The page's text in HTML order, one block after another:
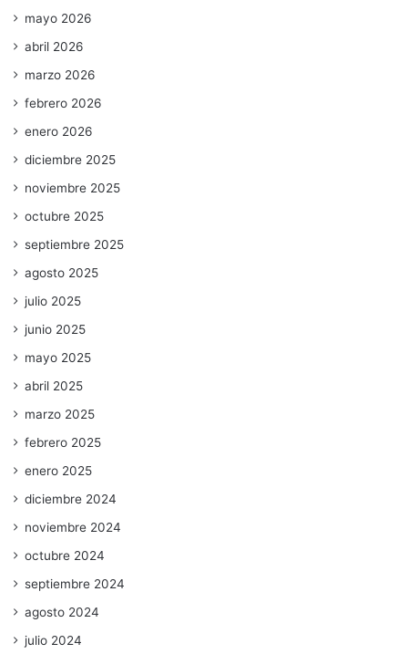
mayo 2026
abril 2026
marzo 2026
febrero 2026
enero 2026
diciembre 2025
noviembre 2025
octubre 2025
septiembre 2025
agosto 2025
julio 2025
junio 2025
mayo 2025
abril 2025
marzo 2025
febrero 2025
enero 2025
diciembre 2024
noviembre 2024
octubre 2024
septiembre 2024
agosto 2024
julio 2024